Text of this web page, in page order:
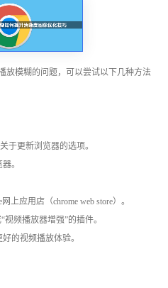
放模糊的问题，可以尝试以下几种方法
于更新浏览器的选项。
。
上应用店（chrome web store）。
频播放器增强”的插件。
的视频播放体验。